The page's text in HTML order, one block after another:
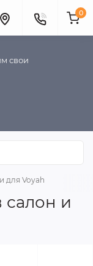
свои
0
для Voyah
салон и